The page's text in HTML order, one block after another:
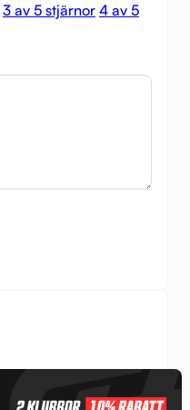
3 av 5 stjärnor 4 av 5